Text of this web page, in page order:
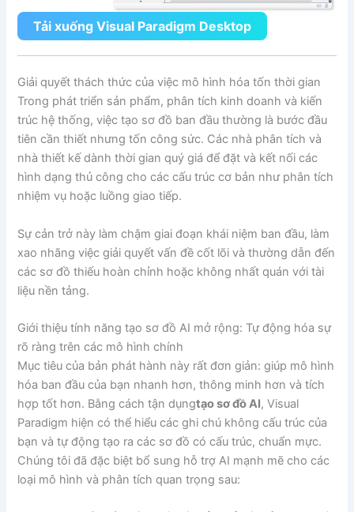
Tải xuống Visual Paradigm Desktop
Giải quyết thách thức của việc mô hình hóa tốn thời gian
Trong phát triển sản phẩm, phân tích kinh doanh và kiến
trúc hệ thống, việc tạo sơ đồ ban đầu thường là bước đầu
tiên cần thiết nhưng tốn công sức. Các nhà phân tích và
nhà thiết kế dành thời gian quý giá để đặt và kết nối các
hình dạng thủ công cho các cấu trúc cơ bản như phân tích
nhiệm vụ hoặc luồng giao tiếp.
Sự cản trở này làm chậm giai đoạn khái niệm ban đầu, làm
xao nhãng việc giải quyết vấn đề cốt lõi và thường dẫn đến
các sơ đồ thiếu hoàn chỉnh hoặc không nhất quán với tài
liệu nền tảng.
Giới thiệu tính năng tạo sơ đồ AI mở rộng: Tự động hóa sự
rõ ràng trên các mô hình chính
Mục tiêu của bản phát hành này rất đơn giản: giúp mô hình
hóa ban đầu của bạn nhanh hơn, thông minh hơn và tích
hợp tốt hơn. Bằng cách tận dụngtạo sơ đồ AI, Visual
Paradigm hiện có thể hiểu các ghi chú không cấu trúc của
bạn và tự động tạo ra các sơ đồ có cấu trúc, chuẩn mực.
Chúng tôi đã đặc biệt bổ sung hỗ trợ AI mạnh mẽ cho các
loại mô hình và phân tích quan trọng sau: